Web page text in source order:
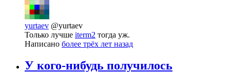
yurtaev @yurtaev
Только лучше iterm2 тогда уж.
Написано более трёх лет назад
У кого-нибудь получилось